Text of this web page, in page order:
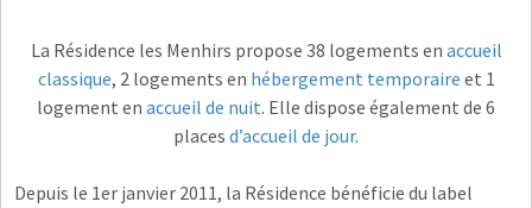
La Résidence les Menhirs propose 38 logements en accueil
classique, 2 logements en hébergement temporaire et 1
logement en accueil de nuit. Elle dispose également de 6
places d’accueil de jour.
Depuis le 1er janvier 2011, la Résidence bénéficie du label